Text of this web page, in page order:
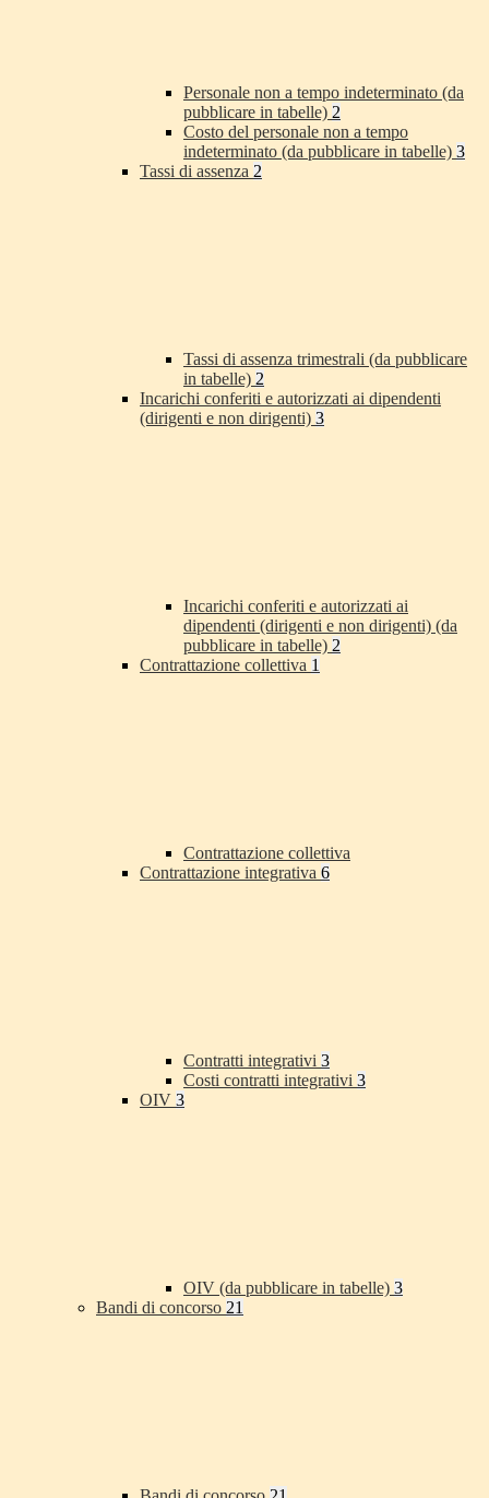
Personale non a tempo indeterminato (da
pubblicare in tabelle) 2
Costo del personale non a tempo
indeterminato (da pubblicare in tabelle) 3
Tassi di assenza 2
Tassi di assenza trimestrali (da pubblicare
in tabelle) 2
Incarichi conferiti e autorizzati ai dipendenti
(dirigenti e non dirigenti) 3
Incarichi conferiti e autorizzati ai
dipendenti (dirigenti e non dirigenti) (da
pubblicare in tabelle) 2
Contrattazione collettiva 1
Contrattazione collettiva
Contrattazione integrativa 6
Contratti integrativi 3
Costi contratti integrativi 3
OIV 3
OIV (da pubblicare in tabelle) 3
Bandi di concorso 21